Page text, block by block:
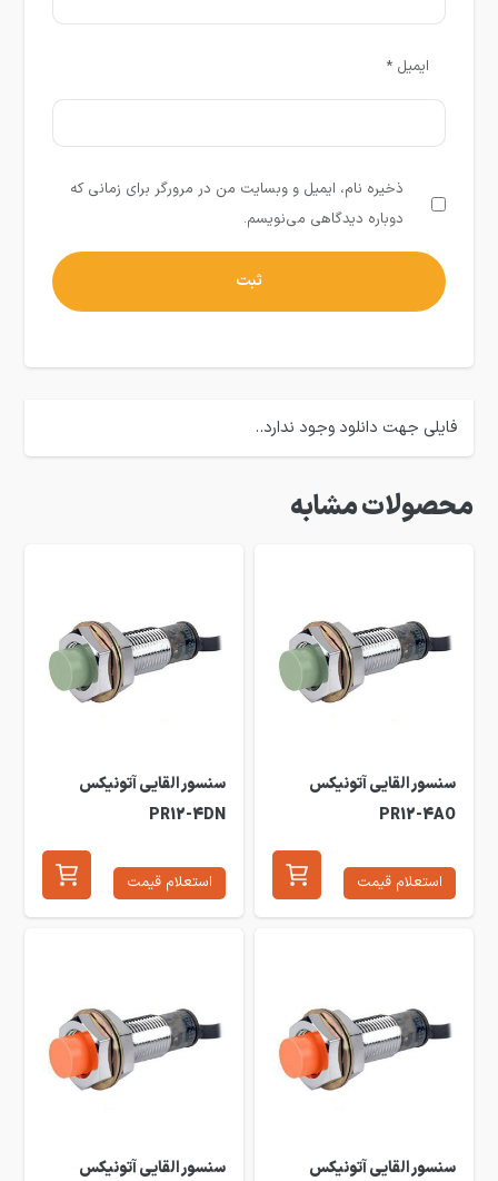
ایمیل*
ذخیره نام، ایمیل و وبسایت من در مرورگر برای زمانی که
دوباره دیدگاهی می‌نویسم.
فایلی جهت دانلود وجود ندارد..
محصولات مشابه
سنسور القایی آتونیکس
PR12-4AO
استعلام قیمت
سنسور القایی آتونیکس
PR12-4DN
استعلام قیمت
سنسور القایی آتونیکس
سنسور القایی آتونیکس